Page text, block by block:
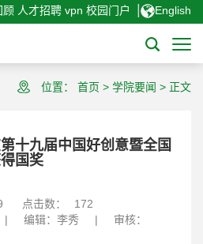
顾 人才招聘 vpn 校园门户 English
位置： 首页 > 学院要闻 > 正文
十九届中国好创意暨全国
国奖
点击数：
172
| 编辑：李秀 | 审核：